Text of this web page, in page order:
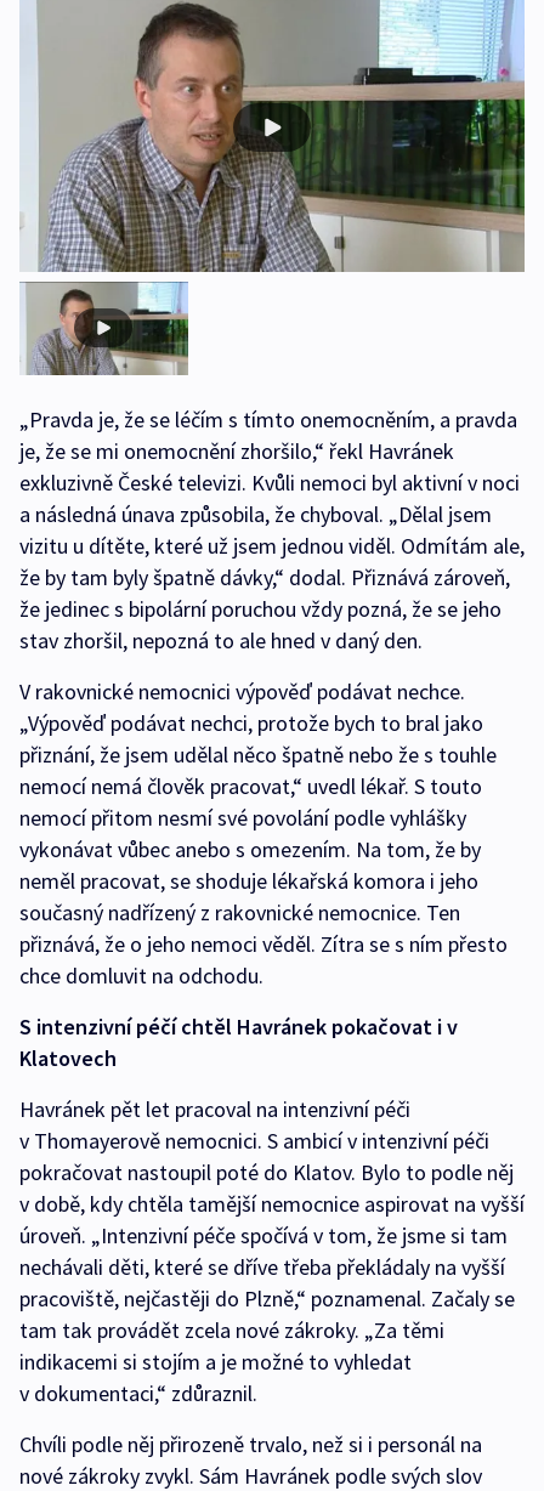
„Pravda je, že se léčím s tímto onemocněním, a pravda
je, že se mi onemocnění zhoršilo,“ řekl Havránek
exkluzivně České televizi. Kvůli nemoci byl aktivní v noci
a následná únava způsobila, že chyboval. „Dělal jsem
vizitu u dítěte, které už jsem jednou viděl. Odmítám ale,
že by tam byly špatně dávky,“ dodal. Přiznává zároveň,
že jedinec s bipolární poruchou vždy pozná, že se jeho
stav zhoršil, nepozná to ale hned v daný den.
V rakovnické nemocnici výpověď podávat nechce.
„Výpověď podávat nechci, protože bych to bral jako
přiznání, že jsem udělal něco špatně nebo že s touhle
nemocí nemá člověk pracovat,“ uvedl lékař. S touto
nemocí přitom nesmí své povolání podle vyhlášky
vykonávat vůbec anebo s omezením. Na tom, že by
neměl pracovat, se shoduje lékařská komora i jeho
současný nadřízený z rakovnické nemocnice. Ten
přiznává, že o jeho nemoci věděl. Zítra se s ním přesto
chce domluvit na odchodu.
S intenzivní péčí chtěl Havránek pokačovat i v
Klatovech
Havránek pět let pracoval na intenzivní péči
v Thomayerově nemocnici. S ambicí v intenzivní péči
pokračovat nastoupil poté do Klatov. Bylo to podle něj
v době, kdy chtěla tamější nemocnice aspirovat na vyšší
úroveň. „Intenzivní péče spočívá v tom, že jsme si tam
nechávali děti, které se dříve třeba překládaly na vyšší
pracoviště, nejčastěji do Plzně,“ poznamenal. Začaly se
tam tak provádět zcela nové zákroky. „Za těmi
indikacemi si stojím a je možné to vyhledat
v dokumentaci,“ zdůraznil.
Chvíli podle něj přirozeně trvalo, než si i personál na
nové zákroky zvykl. Sám Havránek podle svých slov